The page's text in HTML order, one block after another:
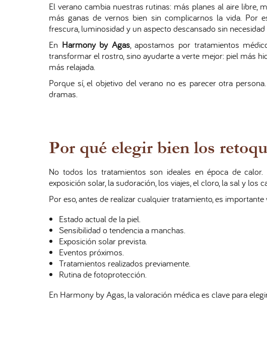
El verano cambia nuestras rutinas: más planes al aire libre,
más ganas de vernos bien sin complicarnos la vida. Por
frescura, luminosidad y un aspecto descansado sin
En Harmony by Agas, apostamos por tratamientos
transformar el rostro, sino ayudarte a verte mejor: piel más
más relajada.
Porque sí, el objetivo del verano no es parecer otra
dramas.
Por qué elegir bien los
No todos los tratamientos son ideales en época de
exposición solar, la sudoración, los viajes, el cloro, la sal y los
Por eso, antes de realizar cualquier tratamiento, es importante
Estado actual de la piel.
Sensibilidad o tendencia a manchas.
Exposición solar prevista.
Eventos próximos.
Tratamientos realizados previamente.
Rutina de fotoprotección.
En Harmony by Agas, la valoración médica es clave para